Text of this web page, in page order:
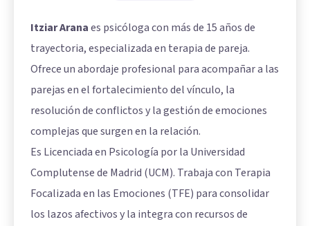
Itziar Aranaes psicóloga con más de 15 años de
trayectoria, especializada en terapia de pareja.
Ofrece un abordaje profesional para acompañar a las
parejas en el fortalecimiento del vínculo, la
resolución de conflictos y la gestión de emociones
complejas que surgen en la relación.
Es Licenciada en Psicología por la Universidad
Complutense de Madrid (UCM). Trabaja con Terapia
Focalizada en las Emociones (TFE) para consolidar
los lazos afectivos y la integra con recursos de